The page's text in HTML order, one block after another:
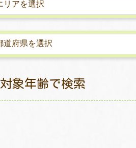
対象年齢で検索